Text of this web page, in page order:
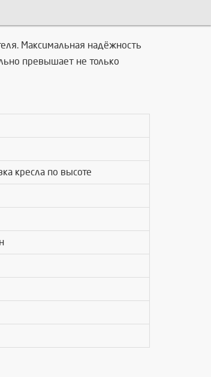
Максимальная надёжность
превышает не только
кресла по высоте